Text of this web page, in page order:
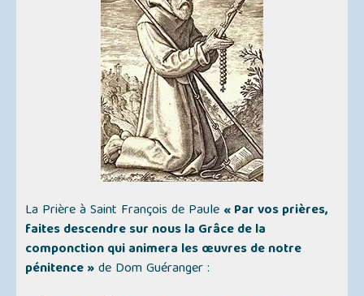
La Prière à Saint François de Paule « Par vos prières,
faites descendre sur nous la Grâce de la
componction qui animera les œuvres de notre
pénitence »de Dom Guéranger :